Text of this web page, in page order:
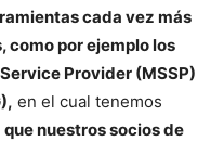
cada vez más
como por ejemplo los
Provider (MSSP)
en el cual tenemos
que nuestros socios de